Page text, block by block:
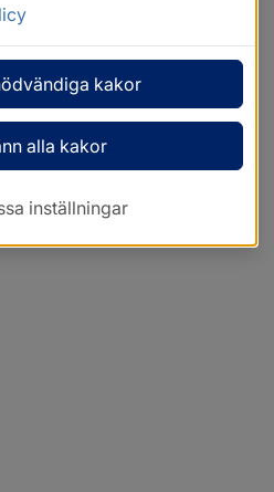
kakor
alla kakor
inställningar